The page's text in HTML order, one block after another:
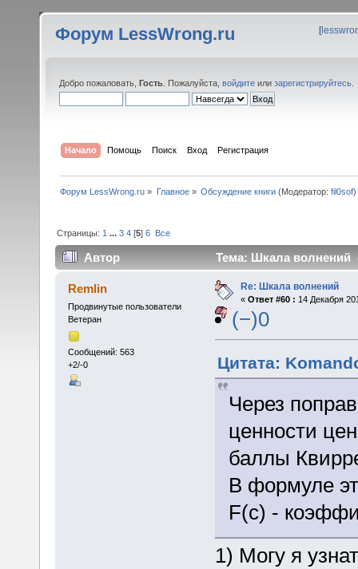
Форум LessWrong.ru [
Добро пожаловать, Гость . Пожалуйста, войдите или зарегистрируйтесь
Начало Помощь Поиск Вход Регистрация
Форум LessWrong.ru » Главное» Обсуждение книги(Модератор: fil0sof)
Страницы: 1 ...3 4 [5]6 Все
Автор Тема: Шкала волнений
Remlin
Продвинутые пользователи
Ветеран
Сообщений: 563
+2/-0
Re: Шкала волнений
« Ответ #60 : 14 Декабря
(−)0
Цитата:
Через
ценности
баллы
В формуле
F(c) -
1) Могу я